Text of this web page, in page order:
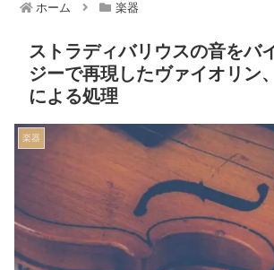
ホーム 楽器
ストラディバリウスの音をバ
ジーで再現したヴァイオリン
による処理
楽器